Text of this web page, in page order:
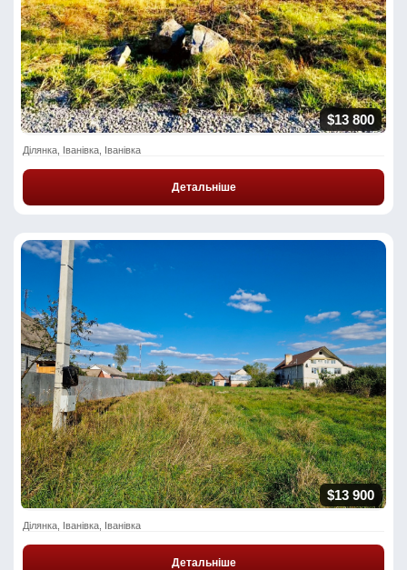
$13 800
Ділянка, Іванівка, Іванівка
Детальніше
$13 900
Ділянка, Іванівка, Іванівка
Детальніше